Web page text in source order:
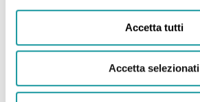
Accetta tutti
Accetta selezionati